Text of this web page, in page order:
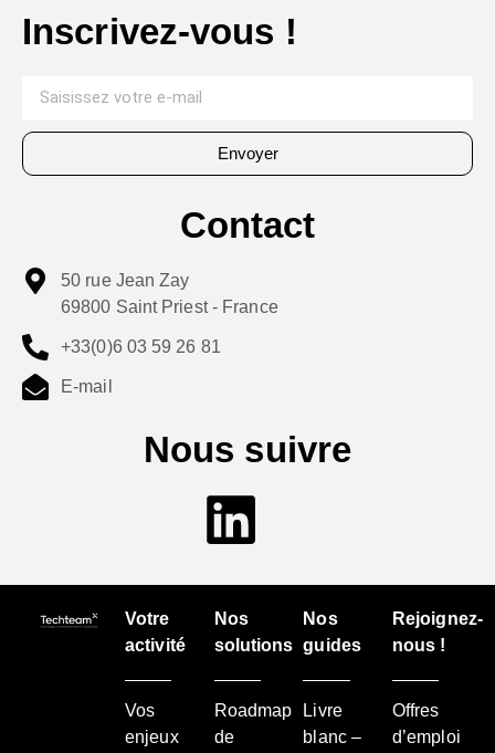
Inscrivez-vous !
Envoyer
Contact
50 rue Jean Zay
69800 Saint Priest - France
+33(0)6 03 59 26 81
E-mail
Nous suivre
Votre
activité
Vos
enjeux
Nos
solutions
Roadmap
de
Nos
guides
Livre
blanc –
Rejoignez-
nous !
Offres
d’emploi